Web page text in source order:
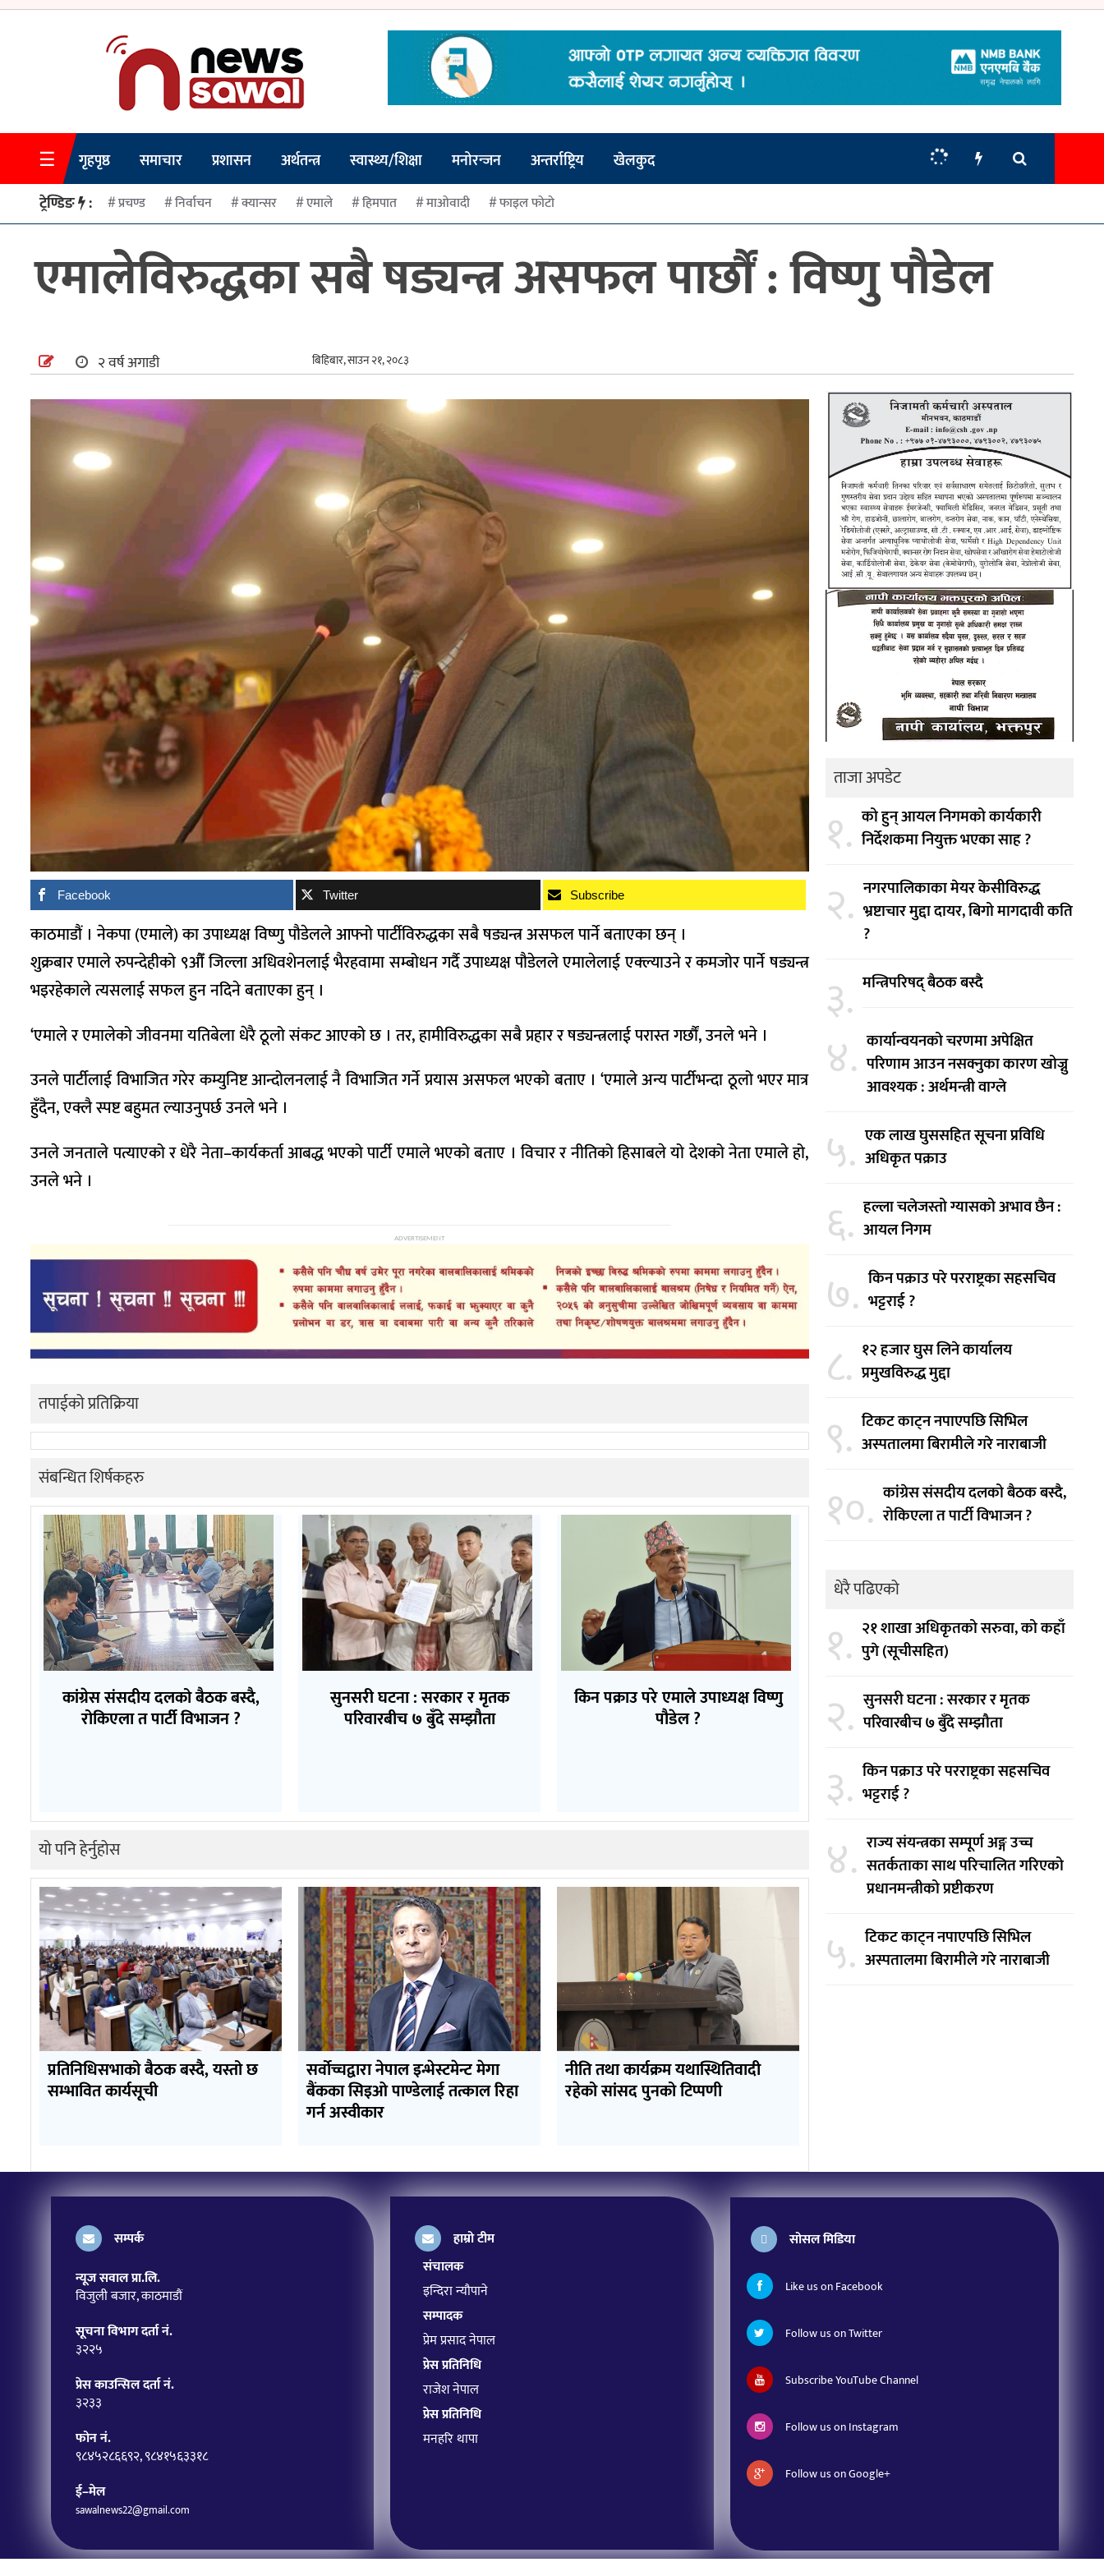
गृहपृष्ठ
समाचार
प्रशासन
अर्थतन्त्र
स्वास्थ्य/
मनोरन्जन
खेलकुद
☰ गृहपृष्ठ समाचार प्रशासन अर्थतन्त्र स्वास्थ्य/शिक्षा मनोरन्जन अन्तर्राष्ट्रिय
खेलकुद
ट्रेण्डिङ : प्रचण्ड निर्वाचन क्यान्सर एमाले हिमपात माओवादी फाइल फोटो
एमालेविरुद्धका सबै षड्यन्त्र असफल पार्छौं : विष्णु पौडेल
२ वर्ष अगाडी बिहिबार, साउन २१, २०८३
Facebook Twitter Subscribe
काठमाडौं । नेकपा (एमाले) का उपाध्यक्ष विष्णु पौडेलले आफ्नो पार्टीविरुद्धका सबै षड्यन्त्र असफल पार्ने बताएका छन् ।
शुक्रबार एमाले रुपन्देहीको ९औँ जिल्ला अधिवशेनलाई भैरहवामा सम्बोधन गर्दै उपाध्यक्ष पौडेलले एमालेलाई एक्ल्याउने र कमजोर पार्ने षड्यन्त्र
भइरहेकाले त्यसलाई सफल हुन नदिने बताएका हुन् ।
‘एमाले र एमालेको जीवनमा यतिबेला धेरै ठूलो संकट आएको छ । तर, हामीविरुद्धका सबै प्रहार र षड्यन्त्रलाई परास्त गर्छौं, उनले भने ।
उनले पार्टीलाई विभाजित गरेर कम्युनिष्ट आन्दोलनलाई नै विभाजित गर्ने प्रयास असफल भएको बताए । ‘एमाले अन्य पार्टीभन्दा ठूलो भएर मात्र
हुँदैन, एक्लै स्पष्ट बहुमत ल्याउनुपर्छ उनले भने ।
उनले जनताले पत्याएको र धेरै नेता–कार्यकर्ता आबद्ध भएको पार्टी एमाले भएको बताए । विचार र नीतिको हिसाबले यो देशको नेता एमाले हो,
उनले भने ।
ADVERTISEMENT
तपाईको प्रतिक्रिया
संबन्धित शिर्षकहरु
कांग्रेस संसदीय दलको बैठक बस्दै,
रोकिएला त पार्टी विभाजन ?
सुनसरी घटना : सरकार र मृतक
परिवारबीच ७ बुँदे सम्झौता
किन पक्राउ परे एमाले उपाध्यक्ष विष्णु
पौडेल ?
यो पनि हेर्नुहोस
प्रतिनिधिसभाको बैठक बस्दै, यस्तो छ
सम्भावित कार्यसूची
सर्वोच्चद्वारा नेपाल इन्भेस्टमेन्ट मेगा
बैंकका सिइओ पाण्डेलाई तत्काल रिहा
गर्न अस्वीकार
नीति तथा कार्यक्रम यथास्थितिवादी
रहेको सांसद पुनको टिप्पणी
ताजा अपडेट
१. को हुन् आयल निगमको कार्यकारी
निर्देशकमा नियुक्त भएका साह ?
२. नगरपालिकाका मेयर केसीविरुद्ध
भ्रष्टाचार मुद्दा दायर, बिगो मागदावी कति
?
३. मन्त्रिपरिषद् बैठक बस्दै
४. कार्यान्वयनको चरणमा अपेक्षित
परिणाम आउन नसक्नुका कारण खोज्नु
आवश्यक : अर्थमन्त्री वाग्ले
५. एक लाख घुससहित सूचना प्रविधि
अधिकृत पक्राउ
६. हल्ला चलेजस्तो ग्यासको अभाव छैन :
आयल निगम
७. किन पक्राउ परे परराष्ट्रका सहसचिव
भट्टराई ?
८. १२ हजार घुस लिने कार्यालय
प्रमुखविरुद्ध मुद्दा
९. टिकट काट्न नपाएपछि सिभिल
अस्पतालमा बिरामीले गरे नाराबाजी
१०. कांग्रेस संसदीय दलको बैठक बस्दै,
रोकिएला त पार्टी विभाजन ?
धेरै पढिएको
१. २१ शाखा अधिकृतको सरुवा, को कहाँ
पुगे (सूचीसहित)
२. सुनसरी घटना : सरकार र मृतक
परिवारबीच ७ बुँदे सम्झौता
३. किन पक्राउ परे परराष्ट्रका सहसचिव
भट्टराई ?
४. राज्य संयन्त्रका सम्पूर्ण अङ्ग उच्च
सतर्कताका साथ परिचालित गरिएको
प्रधानमन्त्रीको प्रष्टीकरण
५. टिकट काट्न नपाएपछि सिभिल
अस्पतालमा बिरामीले गरे नाराबाजी
सम्पर्क
न्यूज सवाल प्रा.लि.
विजुली बजार, काठमाडौं
सूचना विभाग दर्ता नं.
३२२५
प्रेस काउन्सिल दर्ता नं.
३२३३
फोन नं.
९८४५२८६६९२, ९८४१५६३३१८
ई–मेल
sawalnews22@gmail.com
हाम्रो टीम
संचालक
इन्दिरा न्यौपाने
सम्पादक
प्रेम प्रसाद नेपाल
प्रेस प्रतिनिधि
राजेश नेपाल
प्रेस प्रतिनिधि
मनहरि थापा
सोसल मिडिया
Like us on Facebook
Follow us on Twitter
Subscribe YouTube Channel
Follow us on Instagram
Follow us on Google+